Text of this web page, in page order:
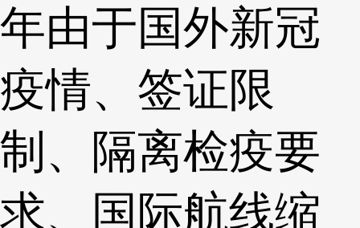
年由于国外新冠
疫情、签证限
制、隔离检疫要
求、国际航线缩